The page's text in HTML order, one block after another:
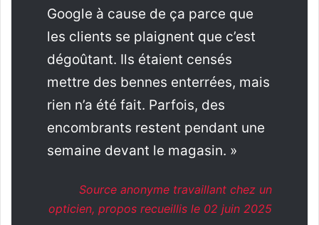
Google à cause de ça parce que
les clients se plaignent que c’est
dégoûtant. Ils étaient censés
mettre des bennes enterrées, mais
rien n’a été fait. Parfois, des
encombrants restent pendant une
semaine devant le magasin. »
Source anonyme travaillant chez un
opticien, propos recueillis le 02 juin 2025